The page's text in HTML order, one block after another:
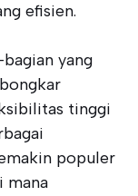
efisien.
yang
tinggi
populer
mana